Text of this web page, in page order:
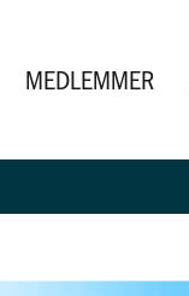
MEDLEMMER